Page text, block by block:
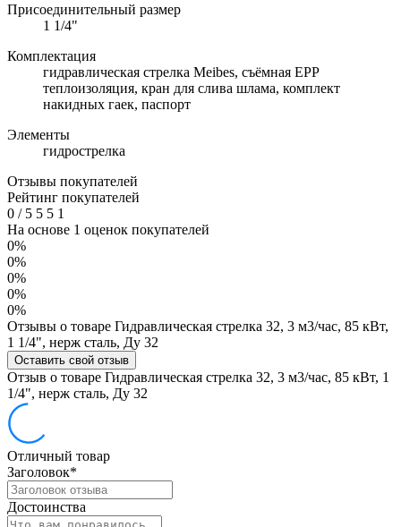
Присоединительный размер
1 1/4"
Комплектация
гидравлическая стрелка Meibes, съёмная EPP
теплоизоляция, кран для слива шлама, комплект
накидных гаек, паспорт
Элементы
гидрострелка
Отзывы покупателей
Рейтинг покупателей
0 /5 5 5 1
На основе 1 оценок покупателей
0%
0%
0%
0%
0%
Отзывы о товаре Гидравлическая стрелка 32, 3 м3/час, 85 кВт,
1 1/4", нерж сталь, Ду 32
Оставить свой отзыв
Отзыв о товаре Гидравлическая стрелка 32, 3 м3/час, 85 кВт, 1
1/4", нерж сталь, Ду 32
Отличный товар
Заголовок*
Достоинства